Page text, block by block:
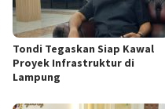
Tondi Tegaskan Siap Kawal
Proyek Infrastruktur di
Lampung